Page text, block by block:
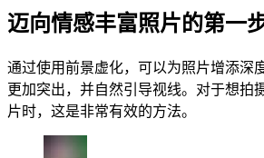
迈向情感丰富照片的第一
通过使用前景虚化，可以为照片增添深
更加突出，并自然引导视线。对于想拍
片时，这是非常有效的方法。